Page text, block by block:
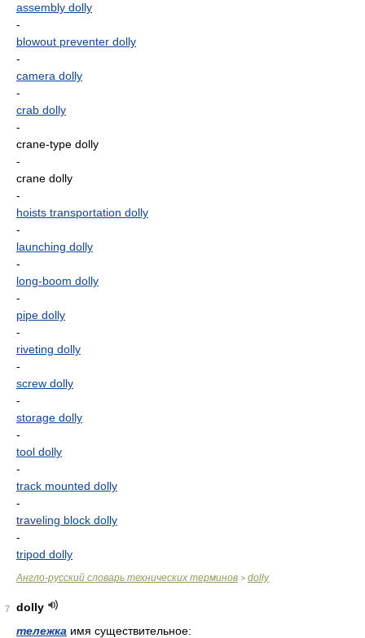
assembly dolly
-
blowout preventer dolly
-
camera dolly
-
crab dolly
-
crane-type dolly
-
crane dolly
-
hoists transportation dolly
-
launching dolly
-
long-boom dolly
-
pipe dolly
-
riveting dolly
-
screw dolly
-
storage dolly
-
tool dolly
-
track mounted dolly
-
traveling block dolly
-
tripod dolly
Англо-русский словарь технических терминов > dolly
7
dolly
тележка имя существительное: